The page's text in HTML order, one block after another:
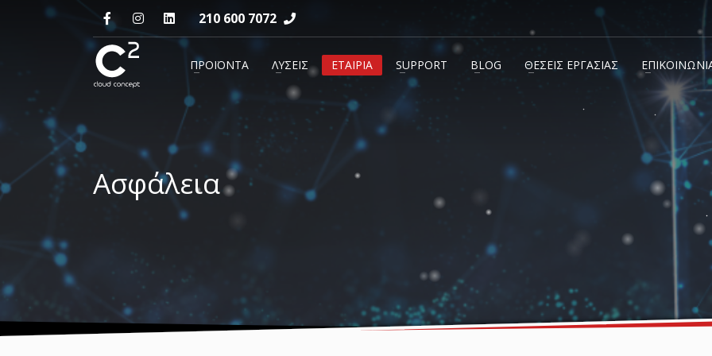
ΕΠΙΚΟΙΝΩΝΙΑ
support@c2.gr info@c2.gr +30 210 600 7072
210 600 7072
ΠΡΟΪΟΝΤΑ ΛΥΣΕΙΣ ΕΤΑΙΡΙΑ SUPPORT BLOG ΘΕΣΕΙΣ ΕΡΓΑΣΙΑΣ
Ασφάλεια